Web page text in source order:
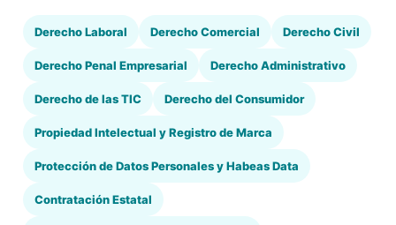
Derecho Laboral Derecho Comercial Derecho Civil
Derecho Penal Empresarial Derecho Administrativo
Derecho de las TIC Derecho del Consumidor
Propiedad Intelectual y Registro de Marca
Protección de Datos Personales y Habeas Data
Contratación Estatal